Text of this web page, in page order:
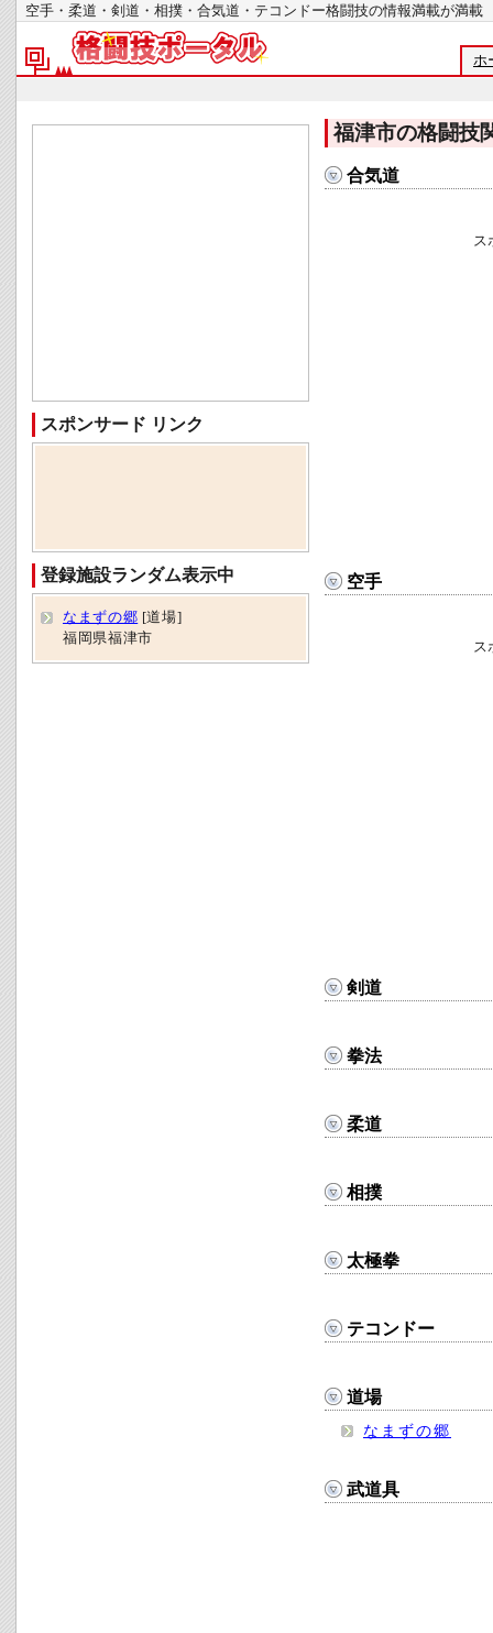
空手・柔道・剣道・相撲・合気道・テコンドー格闘技の情報満載が
ホ
福津市の格闘技
合気道
ス
空手
ス
剣道
拳法
柔道
相撲
太極拳
テコンドー
道場
なまずの郷
武道具
スポンサード リンク
登録施設ランダム表示中
なまずの郷 [道場]
福岡県福津市